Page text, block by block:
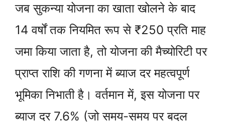
जब सुकन्या योजना का खाता खोलने के बाद
14 वर्षों तक नियमित रूप से ₹250 प्रति माह
जमा किया जाता है, तो योजना की मैच्योरिटी पर
प्राप्त राशि की गणना में ब्याज दर महत्वपूर्ण
भूमिका निभाती है। वर्तमान में, इस योजना पर
ब्याज दर 7.6% (जो समय-समय पर बदल